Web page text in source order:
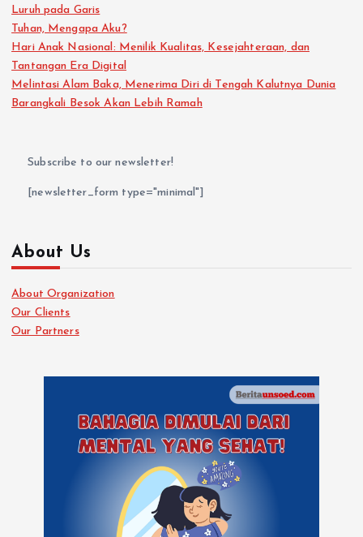
Luruh pada Garis
Tuhan, Mengapa Aku?
Hari Anak Nasional: Menilik Kualitas, Kesejahteraan, dan
Tantangan Era Digital
Melintasi Alam Baka, Menerima Diri di Tengah Kalutnya Dunia
Barangkali Besok Akan Lebih Ramah
Subscribe to our newsletter!
[newsletter_form type="minimal"]
About Us
About Organization
Our Clients
Our Partners